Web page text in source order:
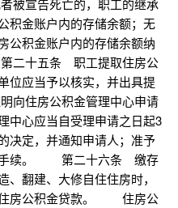
宣告死亡的，职工的继承
积金账户内的存储余额；无
公积金账户内的存储余额纳
二十五条 职工提取住房公
位应当予以核实，并出具提
住房公积金管理中心申请
中心应当自受理申请之日起3
决定，并通知申请人；准予
手续。 第二十六条 缴存
翻建、大修自住住房时，
住房公积金贷款。 住房公